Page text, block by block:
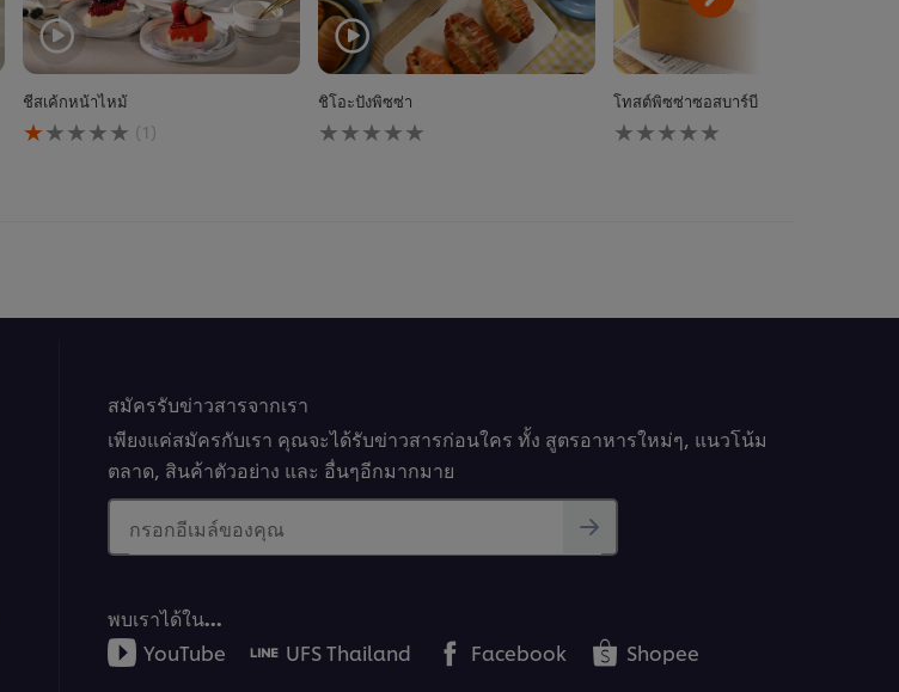
ชีสเค้กหน้าไหม้
คะแนน
เฉลี่ย
1.0
(1)
ชิโอะปังพิซซ่า
ไม่มี
การ
โทสต์พิซซ่าซอสบาร์บีคิวเบคอนแฮมเห็ด
ไม่มี
การ
สมัครรับข่าวสารจากเรา
เพียงแค่สมัครกับเรา คุณจะได้รับข่าวสารก่อนใคร ทั้ง สูตรอาหารใหม่ๆ, แนวโน้ม
ตลาด, สินค้าตัวอย่าง และ อื่นๆอีกมากมาย
กรอกอีเมล์ของคุณ
พบเราได้ใน…
YouTube
UFS Thailand Facebook Shopee